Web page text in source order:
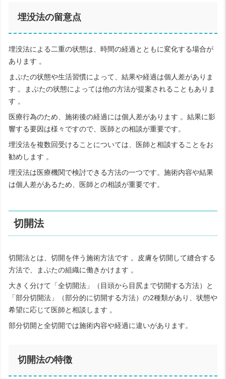
埋没法の留意点
埋没法による二重の状態は、時間の経過とともに変化する場合が
あります 。
まぶたの状態や生活習慣によって、結果や経過は個人差がありま
す 。まぶたの状態によっては他の方法が提案されることもありま
す 。
医療行為のため、施術後の経過には個人差があります 。結果に影
響する要因は様々ですので、医師との相談が重要です。
埋没法を複数回受けることについては、医師と相談することをお
勧めします 。
埋没法は医療機関で検討できる方法の一つです。施術内容や結果
は個人差があるため、医師との相談が重要です。
切開法
切開法とは、切開を伴う施術方法です 。皮膚を切開して縫合する
方法で、まぶたの組織に働きかけます 。
大きく分けて「全切開法」（目頭から目尻まで切開する方法）と
「部分切開法」（部分的に切開する方法）の2種類があり、状態や
希望に応じて医師と相談します 。
部分切開と全切開では施術内容や経過に違いがあります。
切開法の特徴